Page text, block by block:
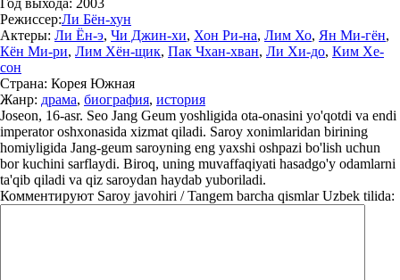
Год выхода: 2003
Режиссер:Ли Бён-хун
Актеры: Ли Ён-э, Чи Джин-хи, Хон Ри-на, Лим Хо, Ян Ми-гён,
Кён Ми-ри, Лим Хён-щик, Пак Чхан-хван, Ли Хи-до, Ким Хе-
сон
Страна: Корея Южная
Жанр: драма, биография, история
Joseon, 16-asr. Seo Jang Geum yoshligida ota-onasini yo'qotdi va endi
imperator oshxonasida xizmat qiladi. Saroy xonimlaridan birining
homiyligida Jang-geum saroyning eng yaxshi oshpazi bo'lish uchun
bor kuchini sarflaydi. Biroq, uning muvaffaqiyati hasadgo'y odamlarni
ta'qib qiladi va qiz saroydan haydab yuboriladi.
Комментируют Saroy javohiri / Tangem barcha qismlar Uzbek tilida: